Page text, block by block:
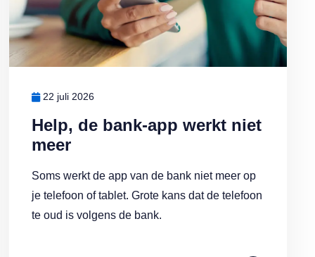
Help, de bank-app werkt niet
meer
22 juli 2026
Soms werkt de app van de bank niet meer op
je telefoon of tablet. Grote kans dat de telefoon
te oud is volgens de bank.